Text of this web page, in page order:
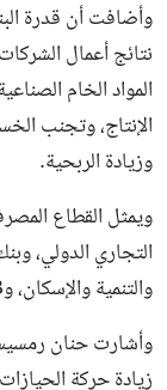
وأضافت أن قدرة
نتائج أعمال
المواد الخام
الإنتاج، وتجنب
وزيادة الربحية.
التجاري الدولي،
والتنمية والإسكان، وQNB الأهلي.
وأشارت حنان
زيادة حركة